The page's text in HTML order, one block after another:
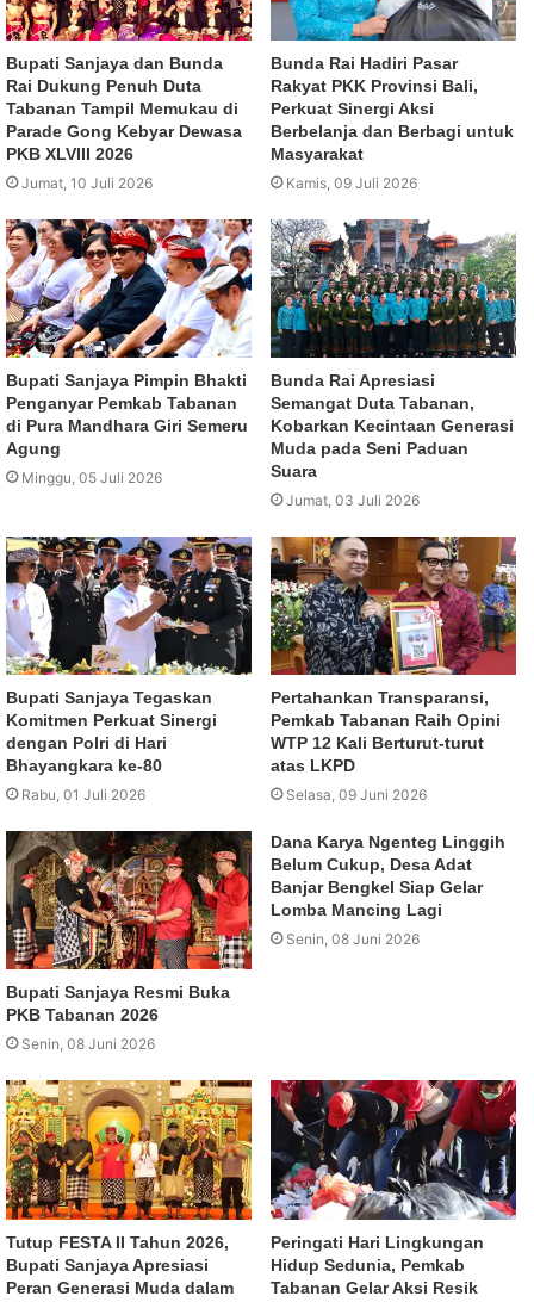
Bupati Sanjaya dan Bunda
Rai Dukung Penuh Duta
Tabanan Tampil Memukau di
Parade Gong Kebyar Dewasa
PKB XLVIII 2026
Jumat, 10 Juli 2026
Bunda Rai Hadiri Pasar
Rakyat PKK Provinsi Bali,
Perkuat Sinergi Aksi
Berbelanja dan Berbagi untuk
Masyarakat
Kamis, 09 Juli 2026
Bupati Sanjaya Pimpin Bhakti
Penganyar Pemkab Tabanan
di Pura Mandhara Giri Semeru
Agung
Minggu, 05 Juli 2026
Bunda Rai Apresiasi
Semangat Duta Tabanan,
Kobarkan Kecintaan Generasi
Muda pada Seni Paduan
Suara
Jumat, 03 Juli 2026
Bupati Sanjaya Tegaskan
Komitmen Perkuat Sinergi
dengan Polri di Hari
Bhayangkara ke-80
Rabu, 01 Juli 2026
Pertahankan Transparansi,
Pemkab Tabanan Raih Opini
WTP 12 Kali Berturut-turut
atas LKPD
Selasa, 09 Juni 2026
Bupati Sanjaya Resmi Buka
PKB Tabanan 2026
Senin, 08 Juni 2026
Dana Karya Ngenteg Linggih
Belum Cukup, Desa Adat
Banjar Bengkel Siap Gelar
Lomba Mancing Lagi
Senin, 08 Juni 2026
Tutup FESTA II Tahun 2026,
Bupati Sanjaya Apresiasi
Peran Generasi Muda dalam
Peringati Hari Lingkungan
Hidup Sedunia, Pemkab
Tabanan Gelar Aksi Resik